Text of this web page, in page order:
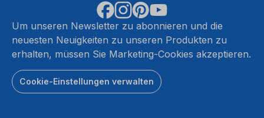
Um unseren Newsletter zu abonnieren und die
neuesten Neuigkeiten zu unseren Produkten zu
erhalten, müssen Sie Marketing-Cookies akzeptieren.
Cookie-Einstellungen verwalten